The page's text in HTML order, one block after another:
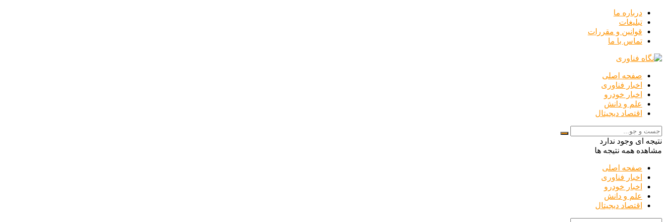
درباره ما
تبلیغات
قوانین و مقررات
تماس با ما
صفحه اصلی
اخبار فناوری
اخبار خودرو
علم و دانش
اقتصاد دیجیتال
نتیجه ای وجود ندارد
مشاهده همه نتیجه ها
صفحه اصلی
اخبار فناوری
اخبار خودرو
علم و دانش
اقتصاد دیجیتال